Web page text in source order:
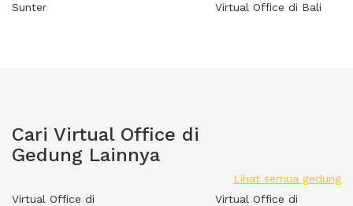
Sunter
Virtual Office di Bali
Cari Virtual Office di
Gedung Lainnya
Lihat semua gedung
Virtual Office di
Virtual Office di